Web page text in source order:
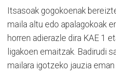
Itsasoak gogokoenak
maila altu edo apalagokoak
horren adierazle dira KAE 1
ligakoen emaitzak. Badirudi
mailara igotzeko jauzia